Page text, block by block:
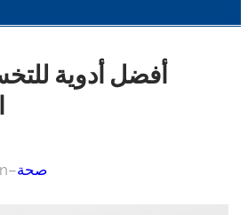
أفضل أدوية
–صحة